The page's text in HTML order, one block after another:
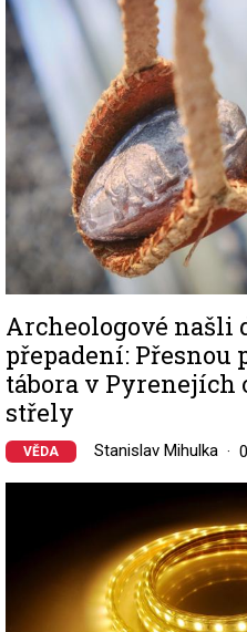
Archeologové našli
přepadení:
tábora v
střely
VĚDA Stanislav Mihulka